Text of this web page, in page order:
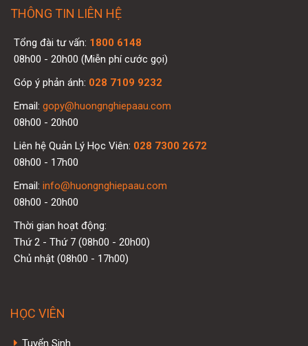
THÔNG TIN LIÊN HỆ
Tổng đài tư vấn: 1800 6148
08h00 - 20h00 (Miễn phí cước gọi)
Góp ý phản ánh: 028 7109 9232
Email: gopy@huongnghiepaau.com
08h00 - 20h00
Liên hệ Quản Lý Học Viên: 028 7300 2672
08h00 - 17h00
Email: info@huongnghiepaau.com
08h00 - 20h00
Thời gian hoạt động:
Thứ 2 - Thứ 7 (08h00 - 20h00)
Chủ nhật (08h00 - 17h00)
HỌC VIÊN
Tuyển Sinh